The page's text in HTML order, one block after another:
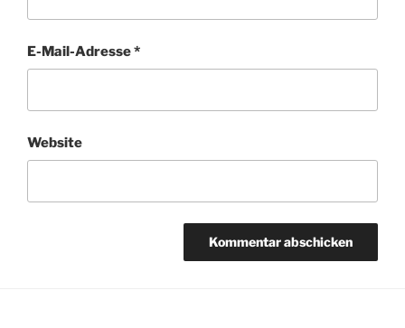
E-Mail-Adresse*
Website